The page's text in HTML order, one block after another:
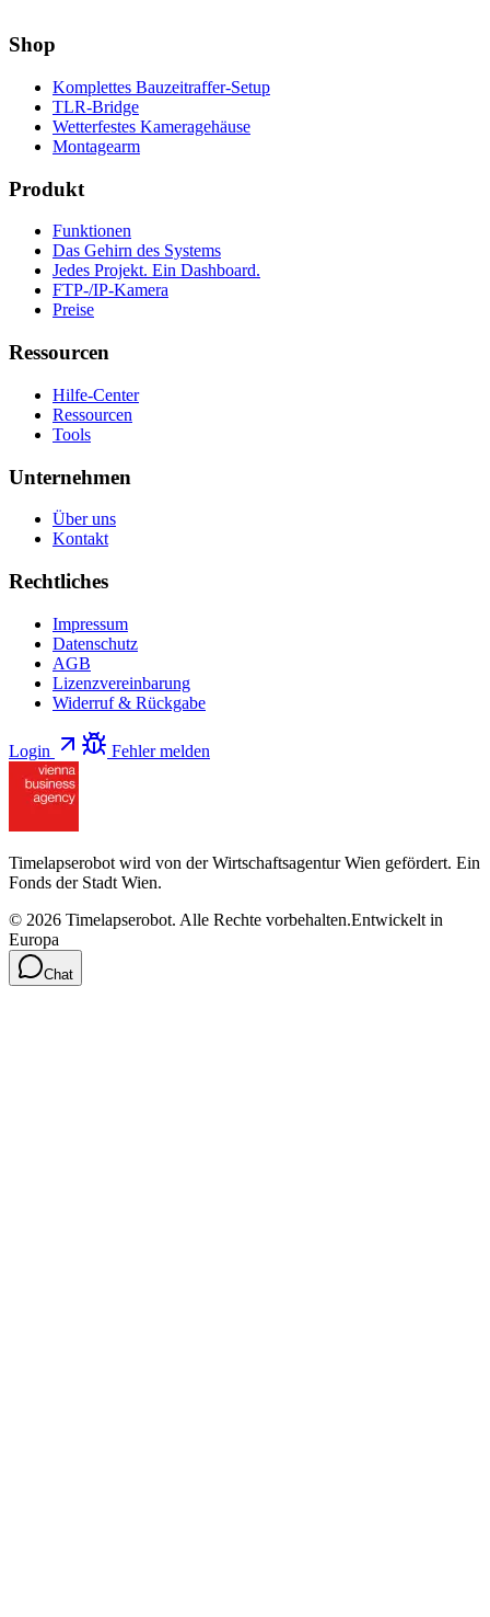
Shop
Komplettes Bauzeitraffer-Setup
TLR-Bridge
Wetterfestes Kameragehäuse
Montagearm
Produkt
Funktionen
Das Gehirn des Systems
Jedes Projekt. Ein Dashboard.
FTP-/IP-Kamera
Preise
Ressourcen
Hilfe-Center
Ressourcen
Tools
Unternehmen
Über uns
Kontakt
Rechtliches
Impressum
Datenschutz
AGB
Lizenzvereinbarung
Widerruf & Rückgabe
Login Fehler melden
Timelapserobot wird von der Wirtschaftsagentur Wien gefördert. Ein
Fonds der Stadt Wien.
© 2026 Timelapserobot. Alle Rechte vorbehalten.Entwickelt in
Europa
Chat